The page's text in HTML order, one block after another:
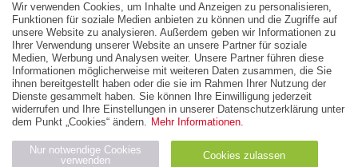
FREITEXT
AUSGABEART
AUS DER REIHE
ZUM THEMA
Neuerscheinung
Bestseller
Wir verwenden Cookies, um Inhalte und Anzeigen zu personalisieren,
Funktionen für soziale Medien anbieten zu können und die Zugriffe auf
unsere Website zu analysieren. Außerdem geben wir Informationen zu
Ihrer Verwendung unserer Website an unsere Partner für soziale
Medien, Werbung und Analysen weiter. Unsere Partner führen diese
Informationen möglicherweise mit weiteren Daten zusammen, die Sie
ihnen bereitgestellt haben oder die sie im Rahmen Ihrer Nutzung der
Dienste gesammelt haben. Sie können Ihre Einwilligung jederzeit
widerrufen und Ihre Einstellungen in unserer Datenschutzerklärung unter
dem Punkt „Cookies“ ändern. Mehr Informationen.
Nur notwendige Cookies
verwenden
Cookies zulassen